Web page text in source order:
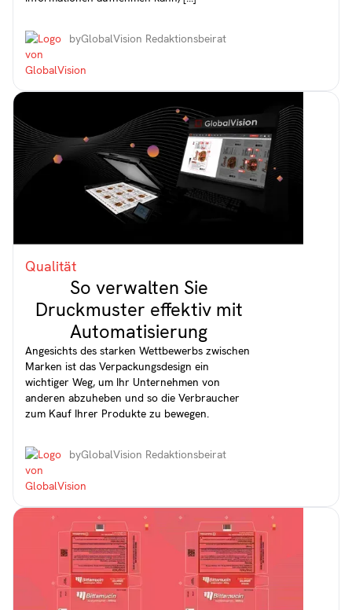
byGlobalVision Redaktionsbeirat
Qualität
So verwalten Sie
Druckmuster effektiv mit
Automatisierung
Angesichts des starken Wettbewerbs zwischen
Marken ist das Verpackungsdesign ein
wichtiger Weg, um Ihr Unternehmen von
anderen abzuheben und so die Verbraucher
zum Kauf Ihrer Produkte zu bewegen.
byGlobalVision Redaktionsbeirat